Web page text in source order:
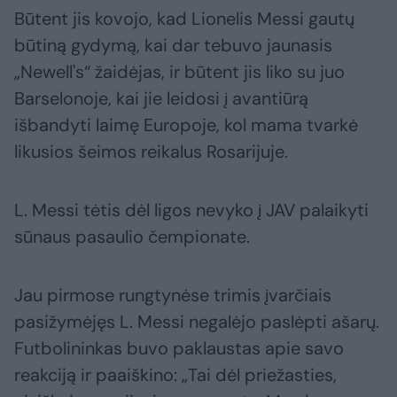
Būtent jis kovojo, kad Lionelis Messi gautų
būtiną gydymą, kai dar tebuvo jaunasis
„Newell's“ žaidėjas, ir būtent jis liko su juo
Barselonoje, kai jie leidosi į avantiūrą
išbandyti laimę Europoje, kol mama tvarkė
likusios šeimos reikalus Rosarijuje.
L. Messi tėtis dėl ligos nevyko į JAV palaikyti
sūnaus pasaulio čempionate.
Jau pirmose rungtynėse trimis įvarčiais
pasižymėjęs L. Messi negalėjo paslėpti ašarų.
Futbolininkas buvo paklaustas apie savo
reakciją ir paaiškino: „Tai dėl priežasties,